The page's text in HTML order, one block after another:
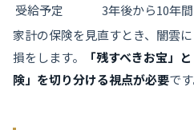
受給予定
3年後から10年
家計の保険を見直すとき、闇雲
損をします。
「残すべきお宝」
険」を切り分ける視点が必要です